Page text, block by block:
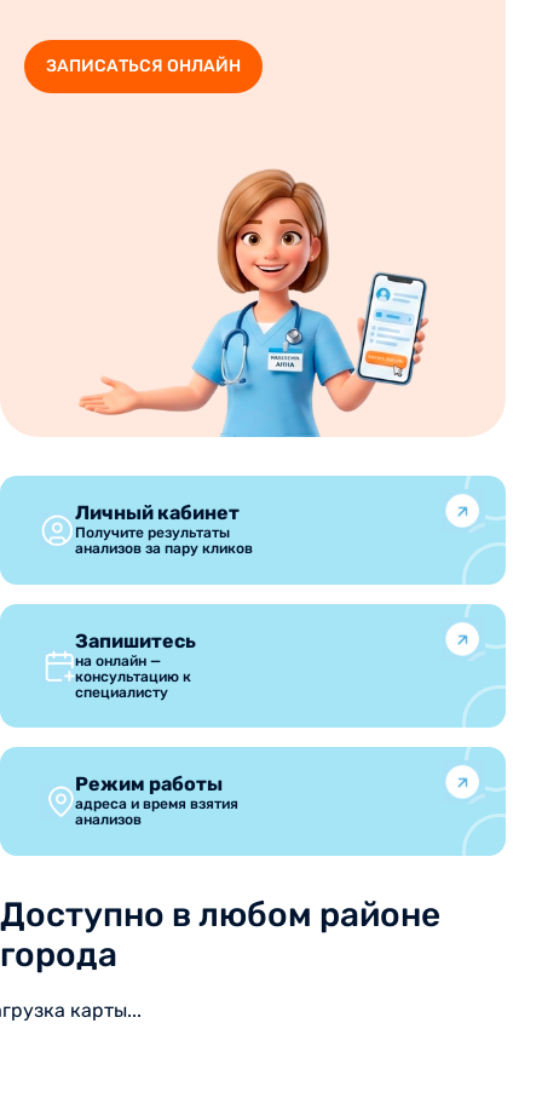
ЗАПИСАТЬСЯ ОНЛАЙН
Личный кабинет
Получите результаты
анализов за пару кликов
Запишитесь
на онлайн —
консультацию к
специалисту
Режим работы
адреса и время взятия
анализов
Доступно в любом районе
города
карты...